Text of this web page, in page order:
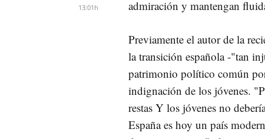
13:01h
admiración y mantengan
Previamente el autor de la
la transición española -"tan
patrimonio político común
indignación de los jóvenes.
restas Y los jóvenes no
España es hoy un país